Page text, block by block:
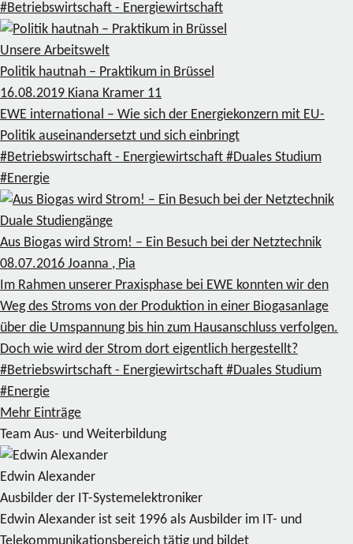
#Betriebswirtschaft - Energiewirtschaft
Unsere Arbeitswelt
Politik hautnah – Praktikum in Brüssel
16.08.2019 Kiana Kramer 11
EWE international – Wie sich der Energiekonzern mit EU-
Politik auseinandersetzt und sich einbringt
#Betriebswirtschaft - Energiewirtschaft #Duales Studium
#Energie
Duale Studiengänge
Aus Biogas wird Strom! – Ein Besuch bei der Netztechnik
08.07.2016 Joanna , Pia
Im Rahmen unserer Praxisphase bei EWE konnten wir den
Weg des Stroms von der Produktion in einer Biogasanlage
über die Umspannung bis hin zum Hausanschluss verfolgen.
Doch wie wird der Strom dort eigentlich hergestellt?
#Betriebswirtschaft - Energiewirtschaft #Duales Studium
#Energie
Mehr Einträge
Team Aus- und Weiterbildung
Edwin Alexander
Ausbilder der IT-Systemelektroniker
Edwin Alexander ist seit 1996 als Ausbilder im IT- und